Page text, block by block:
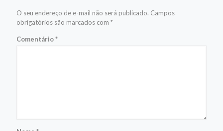
O seu endereço de e-mail não será publicado. Campos
obrigatórios são marcados com *
Comentário*